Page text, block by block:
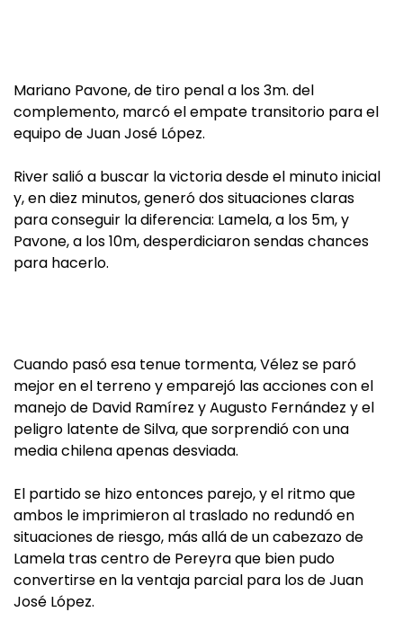
Mariano Pavone, de tiro penal a los 3m. del
complemento, marcó el empate transitorio para el
equipo de Juan José López.
River salió a buscar la victoria desde el minuto inicial
y, en diez minutos, generó dos situaciones claras
para conseguir la diferencia: Lamela, a los 5m, y
Pavone, a los 10m, desperdiciaron sendas chances
para hacerlo.
Cuando pasó esa tenue tormenta, Vélez se paró
mejor en el terreno y emparejó las acciones con el
manejo de David Ramírez y Augusto Fernández y el
peligro latente de Silva, que sorprendió con una
media chilena apenas desviada.
El partido se hizo entonces parejo, y el ritmo que
ambos le imprimieron al traslado no redundó en
situaciones de riesgo, más allá de un cabezazo de
Lamela tras centro de Pereyra que bien pudo
convertirse en la ventaja parcial para los de Juan
José López.